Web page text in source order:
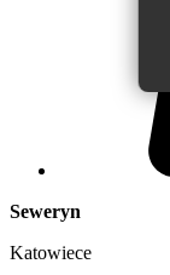
Seweryn
Katowiece